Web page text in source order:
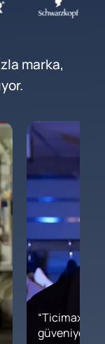
marka,
“Ticimax'a